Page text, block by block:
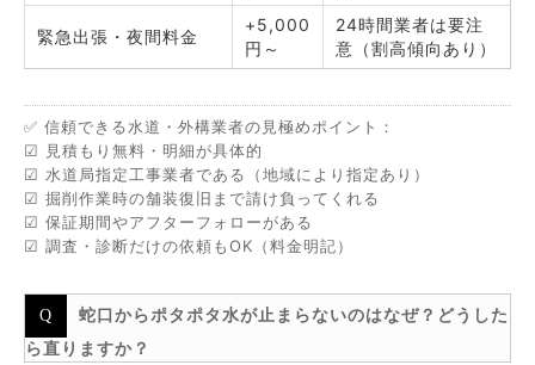
緊急出張・夜間料金
+5,000
円～
24時間業者は要注
意（割高傾向あり）
✅ 信頼できる水道・外構業者の見極めポイント：
☑ 見積もり無料・明細が具体的
☑ 水道局指定工事業者である（地域により指定あり）
☑ 掘削作業時の舗装復旧まで請け負ってくれる
☑ 保証期間やアフターフォローがある
☑ 調査・診断だけの依頼もOK（料金明記）
蛇口からポタポタ水が止まらないのはなぜ？どうした
ら直りますか？